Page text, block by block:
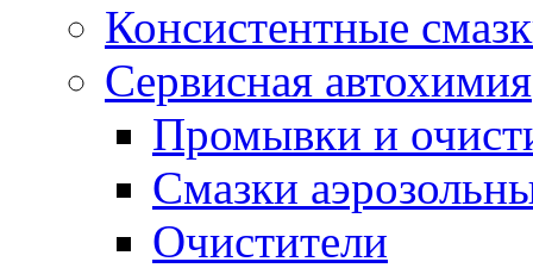
Консистентные
Сервисная автохимия
Промывки и
Смазки
Очистители